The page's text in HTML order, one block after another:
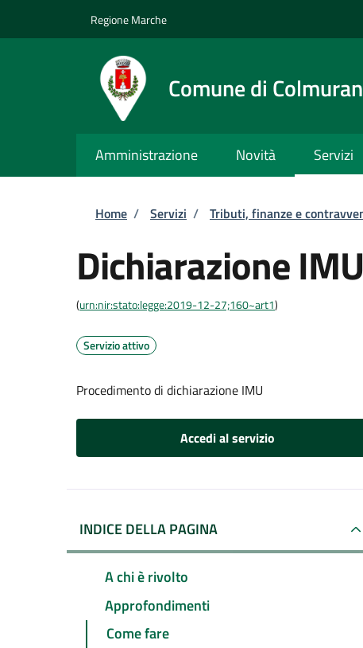
Regione Marche
Comune di
Amministrazione Novità Servizi
Briciole di pane
Home / Servizi / Tributi, finanze e
Dichiarazione IMU
(urn:nir:stato:legge:2019-12-27;160~art1)
Servizio attivo
Procedimento di dichiarazione IMU
Accedi al servizio
INDICE DELLA PAGINA
A chi è rivolto
Approfondimenti
Come fare